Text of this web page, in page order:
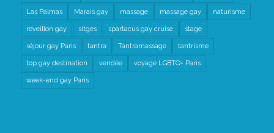
Las Palmas Marais gay massage massage gay naturisme
reveillon gay sitges spartacus gay cruise stage
séjour gay Paris tantra Tantramassage tantrisme
top gay destination vendée voyage LGBTQ+ Paris
week-end gay Paris